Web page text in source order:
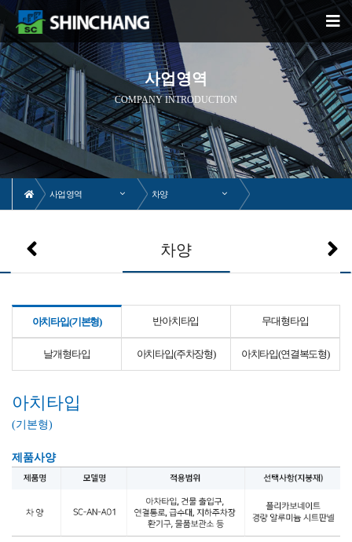
사업영역
COMPANY INTRODUCTION
사업영역 차양
차양
아치타입(기본형) 반아치타입 무대형타입
날개형타입 아치타입(주차장형) 아치타입(연결복도형)
아치타입
(기본형)
제품사양